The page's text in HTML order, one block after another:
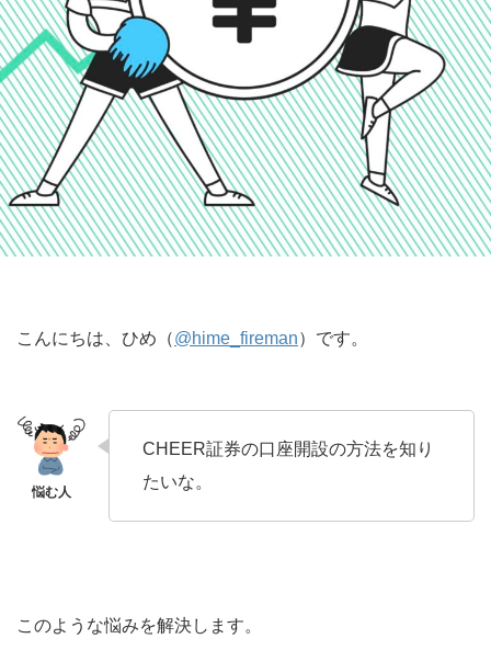
こんにちは、ひめ（@hime_fireman）です。
CHEER証券の口座開設の方法を知り
たいな。
このような悩みを解決します。